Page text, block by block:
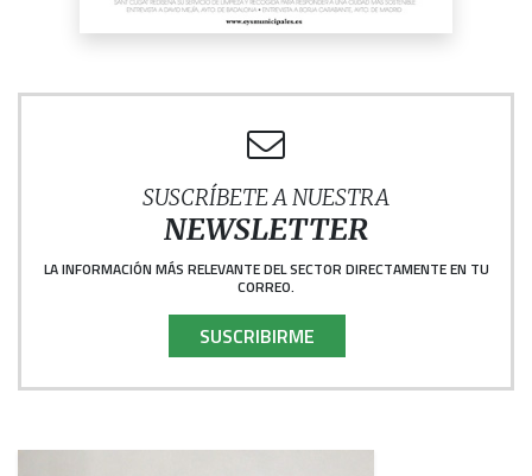
SUSCRÍBETE A NUESTRA
NEWSLETTER
LA INFORMACIÓN MÁS RELEVANTE DEL SECTOR DIRECTAMENTE EN TU
CORREO.
SUSCRIBIRME